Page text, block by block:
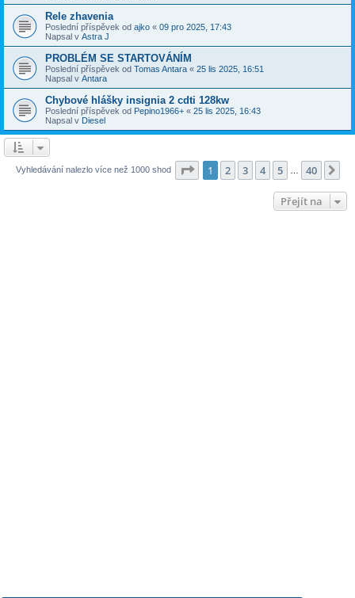
Rele zhavenia
Poslední příspěvek od ajko « 09 pro 2025, 17:43
Napsal v Astra J
PROBLÉM SE STARTOVÁNÍM
Poslední příspěvek od Tomas Antara « 25 lis 2025, 16:51
Napsal v Antara
Chybové hlášky insignia 2 cdti 128kw
Poslední příspěvek od Pepino1966+ « 25 lis 2025, 16:43
Napsal v Diesel
Vyhledávání nalezlo více než 1000 shod Stránka z 40
1 2 3 4 5 40
Přejít na